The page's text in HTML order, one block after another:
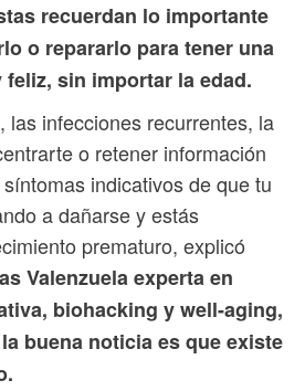
recuerdan lo importante
o repararlo para tener una
sin importar la edad.
las infecciones recurrentes, la
o retener información
indicativos de que tu
a dañarse y estás
prematuro, explicó
Valenzuela experta en
biohacking y well-aging,
buena noticia es que existe